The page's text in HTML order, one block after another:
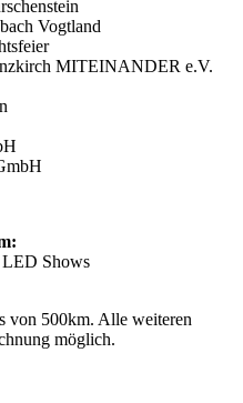
Vogtland
MITEINANDER e.V.
LED Shows
von 500km. Alle weiteren
möglich.